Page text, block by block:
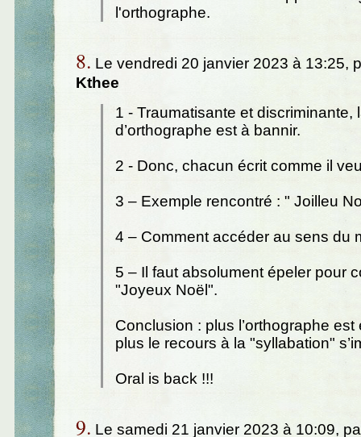
l'orthographe.
8. Le vendredi 20 janvier 2023 à 13:25,
Kthee
1 - Traumatisante et discriminante,
d’orthographe est à bannir.
2 - Donc, chacun écrit comme il
3 – Exemple rencontré : " Joilleu
4 – Comment accéder au sens du
5 – Il faut absolument épeler pour
"Joyeux Noël".
Conclusion : plus l’orthographe est
plus le recours à la "syllabation"
Oral is back !!!
9. Le samedi 21 janvier 2023 à 10:09,